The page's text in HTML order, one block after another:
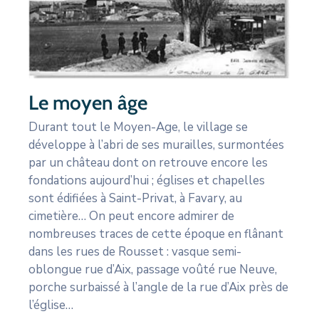
Le moyen âge
Durant tout le Moyen-Age, le village se
développe à l’abri de ses murailles, surmontées
par un château dont on retrouve encore les
fondations aujourd’hui ; églises et chapelles
sont édifiées à Saint-Privat, à Favary, au
cimetière… On peut encore admirer de
nombreuses traces de cette époque en flânant
dans les rues de Rousset : vasque semi-
oblongue rue d’Aix, passage voûté rue Neuve,
porche surbaissé à l’angle de la rue d’Aix près de
l’église…